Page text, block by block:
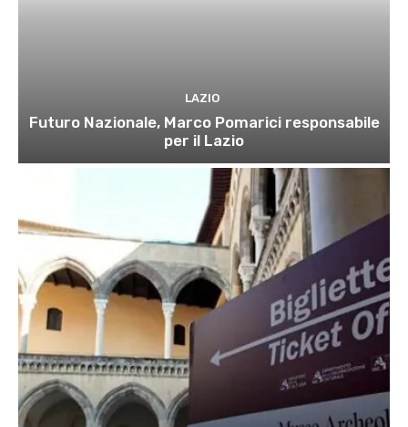
LAZIO
Futuro Nazionale, Marco Pomarici responsabile
per il Lazio